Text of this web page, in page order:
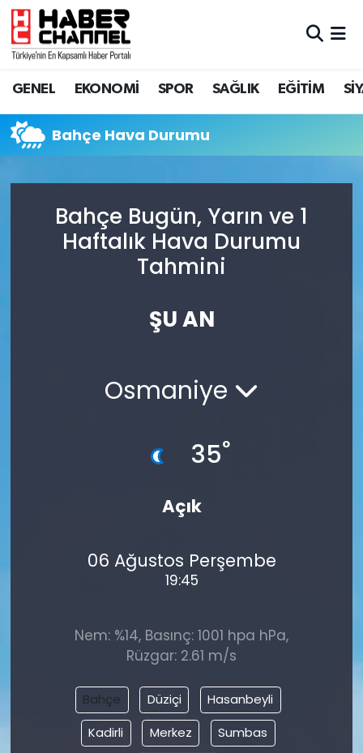
GENEL EKONOMİ SPOR SAĞLIK EĞİTİM
Bahçe Hava Durumu
Bahçe Bugün, Yarın ve 1
Haftalık Hava Durumu
Tahmini
ŞU AN
Osmaniye
35°
Açık
06 Ağustos Perşembe
19:45
Nem: %14, Basınç: 1001 hpa hPa,
Rüzgar: 2.61 m/s
Bahçe Düziçi
Hasanbeyli
Kadirli
Merkez
Sumbas
GENEL
SPOR
SAĞLIK
EĞİTİM
Nöbetçi Eczaneler
Trafik Durumu
Süper Lig Puan Durumu ve Fikstür
Tüm Manşetler
Son Dakika Haberleri